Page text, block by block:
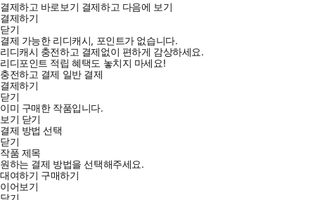
결제하고 바로보기 결제하고 다음에 보기
결제하기
닫기
결제 가능한 리디캐시, 포인트가 없습니다.
리디캐시 충전하고 결제없이 편하게 감상하세요.
리디포인트 적립 혜택도 놓치지 마세요!
충전하고 결제 일반 결제
결제하기
닫기
이미 구매한 작품입니다.
보기 닫기
결제 방법 선택
닫기
작품 제목
원하는 결제 방법을 선택해주세요.
대여하기 구매하기
이어보기